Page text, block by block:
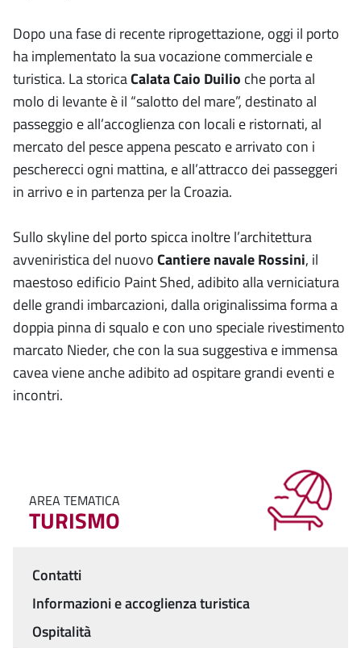
Dopo una fase di recente riprogettazione, oggi il porto
ha implementato la sua vocazione commerciale e
turistica. La storicaCalata Caio Duilio che porta al
molo di levante è il “salotto del mare”, destinato al
passeggio e all’accoglienza con locali e ristornati, al
mercato del pesce appena pescato e arrivato con i
pescherecci ogni mattina, e all’attracco dei passeggeri
in arrivo e in partenza per la Croazia.
Sullo skyline del porto spicca inoltre l’architettura
avveniristica del nuovoCantiere navale Rossini, il
maestoso edificio Paint Shed, adibito alla verniciatura
delle grandi imbarcazioni, dalla originalissima forma a
doppia pinna di squalo e con uno speciale rivestimento
marcato Nieder, che con la sua suggestiva e immensa
cavea viene anche adibito ad ospitare grandi eventi e
incontri.
AREA TEMATICA
TURISMO
Menu
Contatti
Informazioni e accoglienza turistica
Ospitalità